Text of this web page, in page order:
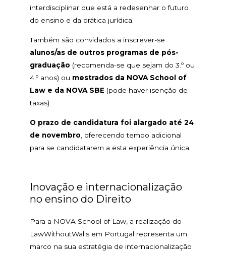
interdisciplinar que está a redesenhar o futuro
do ensino e da prática jurídica.
Também são convidados a inscrever-se
alunos/as de outros programas de pós-
graduação (recomenda-se que sejam do 3.º ou
4.º anos) ou mestrados da NOVA School of
Law e da NOVA SBE (pode haver isenção de
taxas).
O prazo de candidatura foi alargado até 24
de novembro , oferecendo tempo adicional
para se candidatarem a esta experiência única.
Inovação e internacionalização
no ensino do Direito
Para a NOVA School of Law, a realização do
LawWithoutWalls em Portugal representa um
marco na sua estratégia de internacionalização